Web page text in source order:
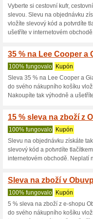
100%
Sleva 15
potvrdíte
obchodě.
Sleva
100%